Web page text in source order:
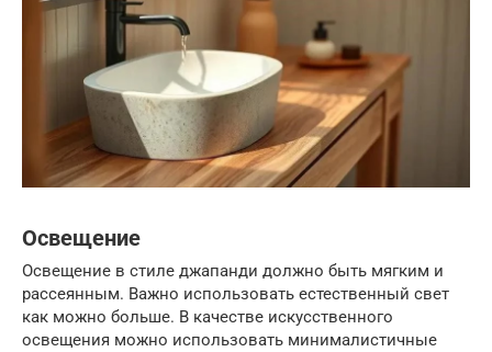
Освещение
Освещение в стиле джапанди должно быть мягким и
рассеянным. Важно использовать естественный свет
как можно больше. В качестве искусственного
освещения можно использовать минималистичные